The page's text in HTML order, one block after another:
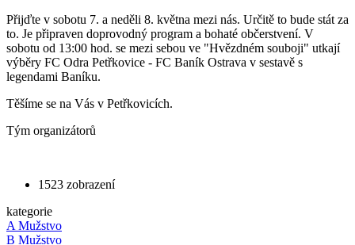
Přijďte v sobotu 7. a neděli 8. května mezi nás. Určitě to bude stát za
to. Je připraven doprovodný program a bohaté občerstvení. V
sobotu od 13:00 hod. se mezi sebou ve "Hvězdném souboji" utkají
výběry FC Odra Petřkovice - FC Baník Ostrava v sestavě s
legendami Baníku.
Těšíme se na Vás v Petřkovicích.
Tým organizátorů
1523 zobrazení
kategorie
A Mužstvo
B Mužstvo